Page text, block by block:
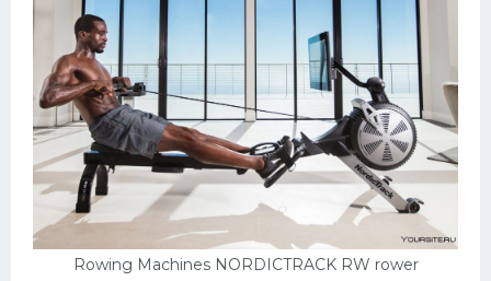
Rowing Machines NORDICTRACK RW rower